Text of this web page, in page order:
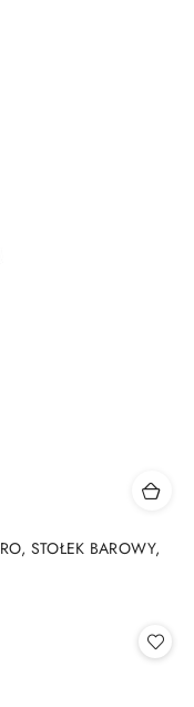
STOŁEK BAROWY,